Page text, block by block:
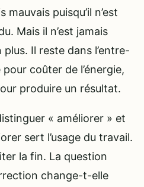
mauvais puisqu’il n’est
Mais il n’est jamais
Il reste dans l’entre-
coûter de l’énergie,
produire un résultat.
« améliorer » et
sert l’usage du travail.
la fin. La question
change-t-elle